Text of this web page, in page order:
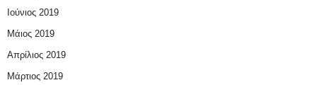
Ιούνιος 2019
Μάιος 2019
Απρίλιος 2019
Μάρτιος 2019